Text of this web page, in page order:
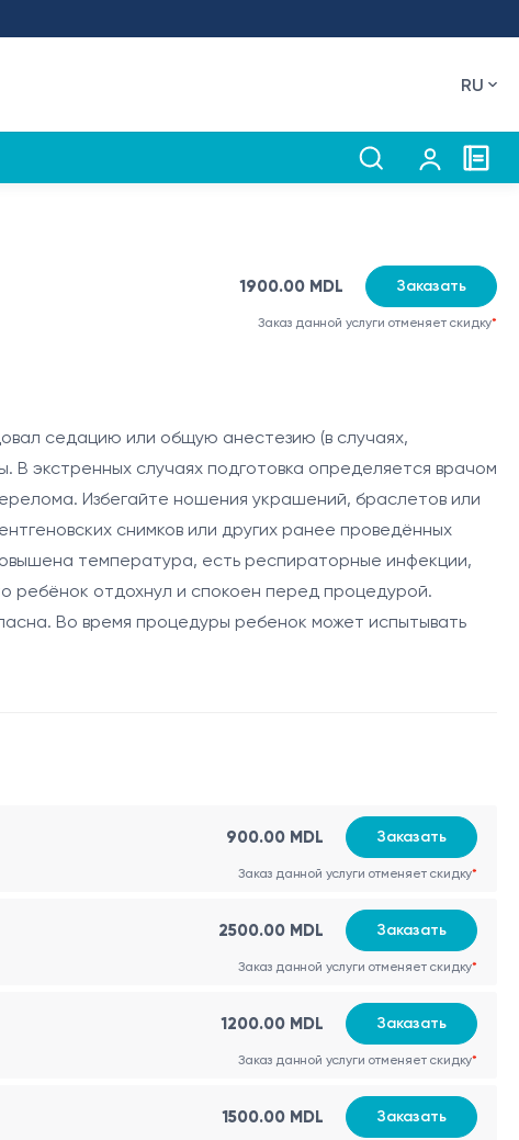
RU
1900.00 MDL Заказать
Заказ данной услуги отменяет скидку*
седацию или общую анестезию (в случаях,
экстренных случаях подготовка определяется врачом
Избегайте ношения украшений, браслетов или
снимков или других ранее проведённых
температура, есть респираторные инфекции,
ребёнок отдохнул и спокоен перед процедурой.
Во время процедуры ребенок может испытывать
900.00 MDL Заказать
Заказ данной услуги отменяет скидку*
2500.00 MDL Заказать
Заказ данной услуги отменяет скидку*
1200.00 MDL Заказать
Заказ данной услуги отменяет скидку*
1500.00 MDL Заказать